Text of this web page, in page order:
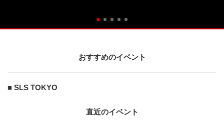
おすすめのイベント
■ SLS TOKYO
直近のイベント